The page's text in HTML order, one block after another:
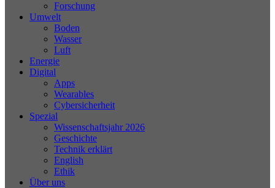
Forschung
Umwelt
Boden
Wasser
Luft
Energie
Digital
Apps
Wearables
Cybersicherheit
Spezial
Wissenschaftsjahr 2026
Geschichte
Technik erklärt
English
Ethik
Über uns